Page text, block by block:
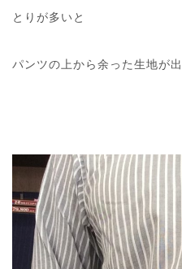
とりが多いと
パンツの上から余った生地が